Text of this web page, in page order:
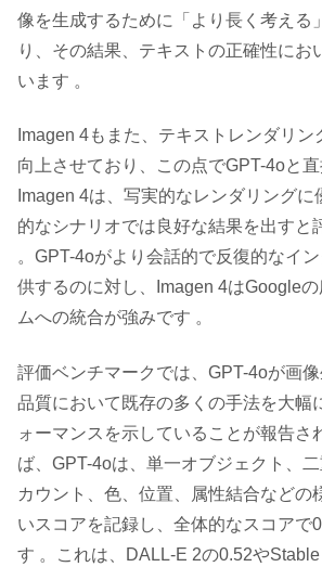
像を生成するために「より長く考える
り、その結果、テキストの正確性にお
います 。
Imagen 4もまた、テキストレンダリン
向上させており、この点でGPT-4oと直
Imagen 4は、写実的なレンダリング
的なシナリオでは良好な結果を出すと
。GPT-4oがより会話的で反復的なイ
供するのに対し、Imagen 4はGoogle
ムへの統合が強みです 。
評価ベンチマークでは、GPT-4oが画
品質において既存の多くの手法を大幅
ォーマンスを示していることが報告さ
ば、GPT-4oは、単一オブジェクト、二
カウント、色、位置、属性結合などの
いスコアを記録し、全体的なスコアで
す 。これは、DALL-E 2の0.52や